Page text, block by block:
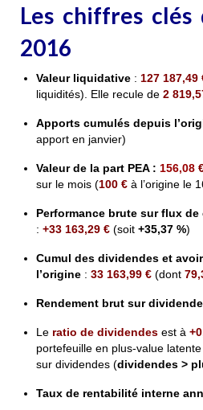
Les chiffres clés
2016
Valeur liquidative : 127 187,49
liquidités). Elle recule de 2
Apports cumulés depuis
apport en janvier)
Valeur de la part PEA: 156,08
sur le mois (100 € à l’origine le
Performance brute sur flux
: +33 163,29 € (soit +35,37 %)
Cumul des dividendes et
l’origine : 33 163,99 € (dont
Rendement brut sur
Le ratio de dividendes est à
portefeuille en plus-value
sur dividendes (dividendes >
Taux de rentabilité interne